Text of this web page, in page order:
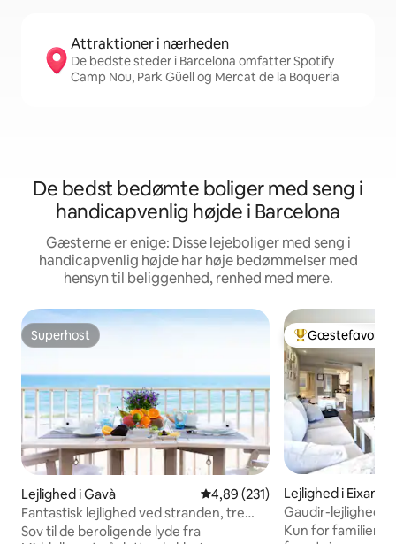
Attraktioner i nærheden
De bedste steder i Barcelona omfatter Spotify
Camp Nou, Park Güell og Mercat de la Boqueria
De bedst bedømte boliger med seng i
handicapvenlig højde i Barcelona
Gæsterne er enige: Disse lejeboliger med seng i
handicapvenlig højde har høje bedømmelser med
hensyn til beliggenhed, renhed med mere.
Superhost
Superhost
Lejlighed i Gavà 4,89 ud af 5 i gennemsnitlig
4,89 (231)
Fantastisk lejlighed ved stranden, tre
balkoner, havudsigt
Sov til de beroligende lyde fra
Bedste
Gæstefavorit
Lejlighed i
Gaudir-
modernismen.
Kun for familier,